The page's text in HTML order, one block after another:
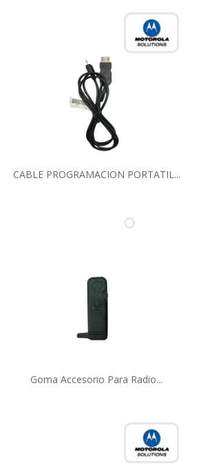
CABLE PROGRAMACION PORTATIL...
Goma Accesorio Para Radio...